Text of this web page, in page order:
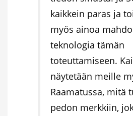
kaikkein paras ja
myös ainoa
teknologia tämän
toteuttamiseen.
näytetään meille
Raamatussa, mitä
pedon merkkiin,